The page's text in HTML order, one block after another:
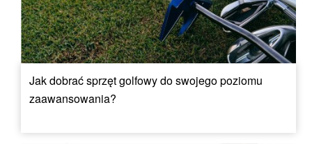
Jak dobrać sprzęt golfowy do swojego poziomu
zaawansowania?